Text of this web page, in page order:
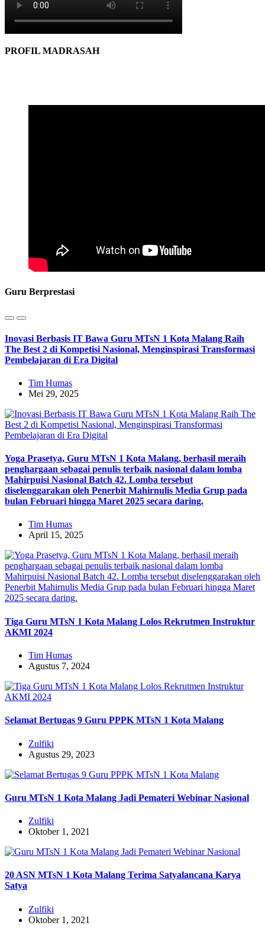
PROFIL MADRASAH
Guru Berprestasi
Inovasi Berbasis IT Bawa Guru MTsN 1 Kota Malang Raih
The Best 2 di Kompetisi Nasional, Menginspirasi Transformasi
Pembelajaran di Era Digital
Tim Humas
Mei 29, 2025
Yoga Prasetya, Guru MTsN 1 Kota Malang, berhasil meraih
penghargaan sebagai penulis terbaik nasional dalam lomba
Mahirpuisi Nasional Batch 42. Lomba tersebut
diselenggarakan oleh Penerbit Mahirnulis Media Grup pada
bulan Februari hingga Maret 2025 secara daring.
Tim Humas
April 15, 2025
Tiga Guru MTsN 1 Kota Malang Lolos Rekrutmen Instruktur
AKMI 2024
Tim Humas
Agustus 7, 2024
Selamat Bertugas 9 Guru PPPK MTsN 1 Kota Malang
Zulfiki
Agustus 29, 2023
Guru MTsN 1 Kota Malang Jadi Pemateri Webinar Nasional
Zulfiki
Oktober 1, 2021
20 ASN MTsN 1 Kota Malang Terima Satyalancana Karya
Satya
Zulfiki
Oktober 1, 2021